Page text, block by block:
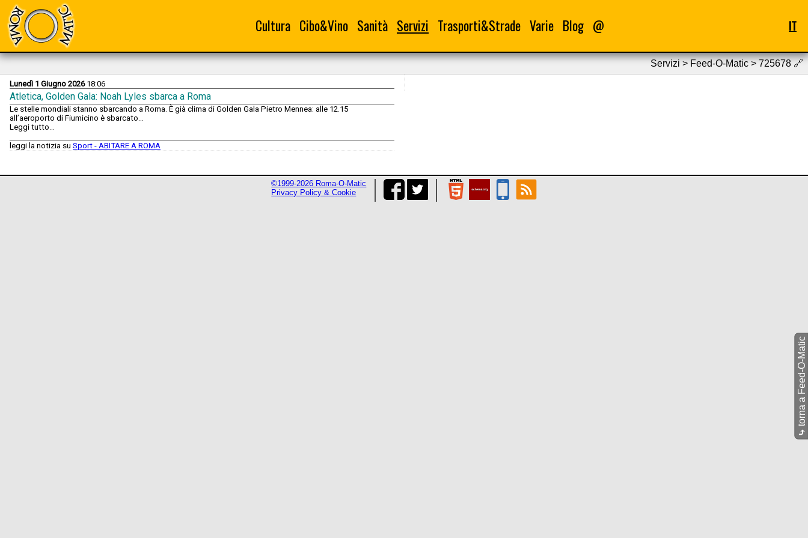
Cultura Cibo&Vino Sanità Servizi Trasporti&Strade Varie Blog @ IT
Servizi > Feed-O-Matic > 725678 🔗
Lunedì 1 Giugno 202618:06
Atletica, Golden Gala: Noah Lyles sbarca a Roma
Le stelle mondiali stanno sbarcando a Roma. È già clima di Golden Gala Pietro Mennea: alle 12.15
all’aeroporto di Fiumicino è sbarcato...
Leggi tutto...
leggi la notizia su Sport - ABITARE A ROMA
⤷
torna a Feed-O-Matic
©1999-2026 Roma-O-Matic
Privacy Policy & Cookie